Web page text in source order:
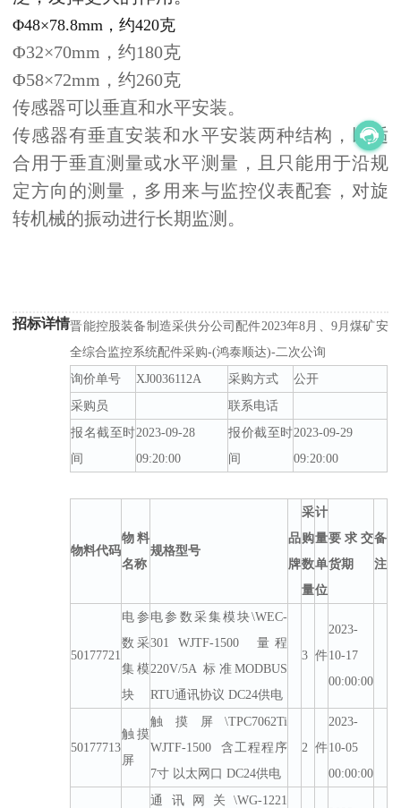
Φ48×78.8mm，约420克
Φ32×70mm，约180克
Φ58×72mm，约260克
传感器可以垂直和水平安装。
传感器有垂直安装和水平安装两种结构，以适
合用于垂直测量或水平测量，且只能用于沿规
定方向的测量，多用来与监控仪表配套，对旋
转机械的振动进行长期监测。
招标详情晋能控股装备制造采供分公司配件2023年8月、9月煤矿安
全综合监控系统配件采购-(鸿泰顺达)-二次公询
询价单号
XJ0036112A 采购方式
公开
采购员
联系电话
报名截至时
间
2023-09-28
09:20:00
报价截至时
间
2023-09-29
09:20:00
物料代码
物料
名称
规格型号
品
牌
采
购
数
量
计
量
单
位
要求交
货期
备
注
50177721
电参
数采
集模
块
电参数采集模块\WEC-
301 WJTF-1500 量程
220V/5A 标准MODBUS
RTU通讯协议 DC24供电
3 件
2023-
10-17
00:00:00
50177713
触摸
屏
触摸屏\TPC7062Ti
WJTF-1500 含工程程序
7寸 以太网口 DC24供电
2 件
2023-
10-05
00:00:00
通讯网关\WG-1221